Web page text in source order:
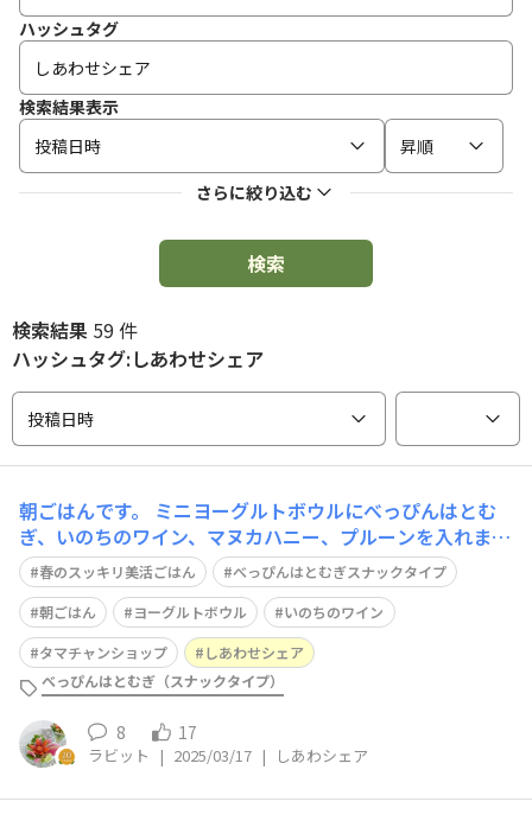
ハッシュタグ
検索結果表示
投稿日時
昇順
さらに絞り込む
検索
検索結果 59 件
ハッシュタグ:しあわせシェア
投稿日時
朝ごはんです。 ミニヨーグルトボウルにべっぴんはとむ
ぎ、いのちのワイン、マヌカハニー、プルーンを入れまし
た😋 クキッコリーのマヨチーズトーストに、ベランダで
収穫した、クキッコリー、ベビーリーフ、ラディッシュの
サラダにビタミンCトマト、βカロテントマト、クルミを
添えました💓
春のスッキリ美活ごはん
べっぴんはとむぎスナックタイプ
朝ごはん
ヨーグルトボウル
いのちのワイン
タマチャンショップ
しあわせシェア
べっぴんはとむぎ（スナックタイプ）
8 17
ラビット | 2025/03/17 | しあわシェア